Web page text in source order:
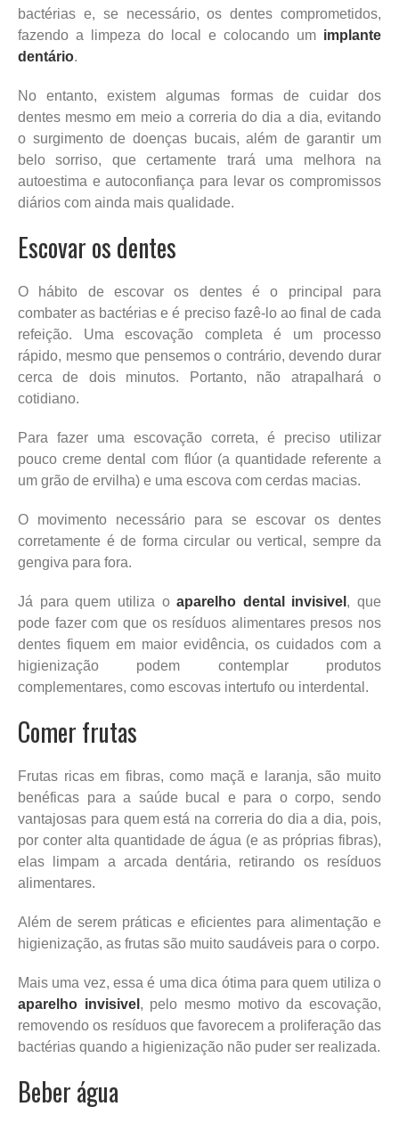
bactérias e, se necessário, os dentes comprometidos,
fazendo a limpeza do local e colocando um implante
dentário.
No entanto, existem algumas formas de cuidar dos
dentes mesmo em meio a correria do dia a dia, evitando
o surgimento de doenças bucais, além de garantir um
belo sorriso, que certamente trará uma melhora na
autoestima e autoconfiança para levar os compromissos
diários com ainda mais qualidade.
Escovar os dentes
O hábito de escovar os dentes é o principal para
combater as bactérias e é preciso fazê-lo ao final de cada
refeição. Uma escovação completa é um processo
rápido, mesmo que pensemos o contrário, devendo durar
cerca de dois minutos. Portanto, não atrapalhará o
cotidiano.
Para fazer uma escovação correta, é preciso utilizar
pouco creme dental com flúor (a quantidade referente a
um grão de ervilha) e uma escova com cerdas macias.
O movimento necessário para se escovar os dentes
corretamente é de forma circular ou vertical, sempre da
gengiva para fora.
Já para quem utiliza oaparelho dental invisivel , que
pode fazer com que os resíduos alimentares presos nos
dentes fiquem em maior evidência, os cuidados com a
higienização podem contemplar produtos
complementares, como escovas intertufo ou interdental.
Comer frutas
Frutas ricas em fibras, como maçã e laranja, são muito
benéficas para a saúde bucal e para o corpo, sendo
vantajosas para quem está na correria do dia a dia, pois,
por conter alta quantidade de água (e as próprias fibras),
elas limpam a arcada dentária, retirando os resíduos
alimentares.
Além de serem práticas e eficientes para alimentação e
higienização, as frutas são muito saudáveis para o corpo.
Mais uma vez, essa é uma dica ótima para quem utiliza o
aparelho invisivel , pelo mesmo motivo da escovação,
removendo os resíduos que favorecem a proliferação das
bactérias quando a higienização não puder ser realizada.
Beber água